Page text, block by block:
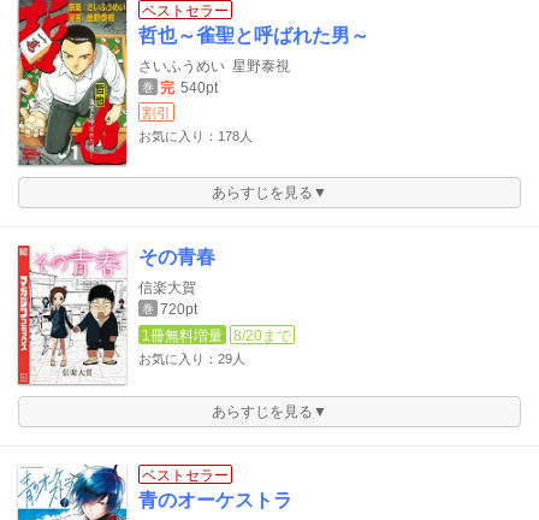
ベストセラー
哲也～雀聖と呼ばれた男～
さいふうめい 星野泰視
巻 完 540pt
割引
お気に入り：178人
あらすじを見る▼
その青春
信楽大賀
巻 720pt
1冊無料増量
8/20まで
お気に入り：29人
あらすじを見る▼
ベストセラー
青のオーケストラ